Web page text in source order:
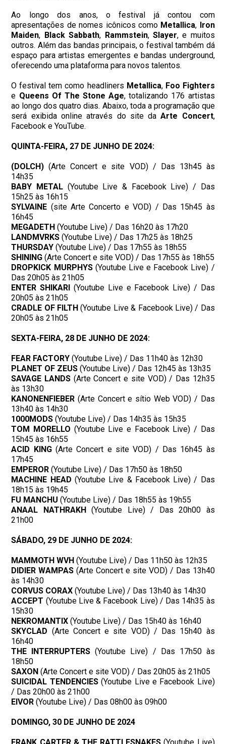
Ao longo dos anos, o festival já contou com
apresentações de nomes icônicos como Metallica, Iron
Maiden, Black Sabbath, Rammstein, Slayer, e muitos
outros. Além das bandas principais, o festival também dá
espaço para artistas emergentes e bandas underground,
oferecendo uma plataforma para novos talentos.
O festival tem como headliners Metallica, Foo Fighters
e Queens Of The Stone Age, totalizando 176 artistas
ao longo dos quatro dias. Abaixo, toda a programação que
será exibida online através do site daArte Concert,
Facebook e YouTube.
QUINTA-FEIRA, 27 DE JUNHO DE 2024:
(DOLCH) (Arte Concert e site VOD) / Das 13h45 às
14h35
BABY METAL (Youtube Live & Facebook Live) / Das
15h25 às 16h15
SYLVAINE (site Arte Concerto e VOD) / Das 15h45 às
16h45
MEGADETH (Youtube Live) / Das 16h20 às 17h20
LANDMVRKS (Youtube Live) / Das 17h25 às 18h25
THURSDAY (Youtube Live) / Das 17h55 às 18h55
SHINING (Arte Concert e site VOD) / Das 17h55 às 18h55
DROPKICK MURPHYS(Youtube Live e Facebook Live) /
Das 20h05 às 21h05
ENTER SHIKARI (Youtube Live e Facebook Live) / Das
20h05 às 21h05
CRADLE OF FILTH (Youtube Live & Facebook Live) / Das
20h05 às 21h05
SEXTA-FEIRA, 28 DE JUNHO DE 2024:
FEAR FACTORY (Youtube Live) / Das 11h40 às 12h30
PLANET OF ZEUS (Youtube Live) / Das 12h45 às 13h35
SAVAGE LANDS (Arte Concert e site VOD) / Das 12h35
às 13h30
KANONENFIEBER (Arte Concert e sítio Web VOD) / Das
13h40 às 14h30
1000MODS (Youtube Live) / Das 14h35 às 15h35
TOM MORELLO (Youtube Live e Facebook Live) / Das
15h45 às 16h55
ACID KING(Arte Concert e site VOD) / Das 16h45 às
17h45
EMPEROR (Youtube Live) / Das 17h50 às 18h50
MACHINE HEAD (Youtube Live & Facebook Live) / Das
18h15 às 19h45
FU MANCHU (Youtube Live) / Das 18h55 às 19h55
ANAAL
NATHRAKH(Youtube Live) / Das 20h00 às
21h00
SÁBADO, 29 DE JUNHO DE 2024:
MAMMOTH WVH (Youtube Live) / Das 11h50 às 12h35
DIDIER WAMPAS (Arte Concert e site VOD) / Das 13h40
às 14h30
CORVUS CORAX (Youtube Live) / Das 13h40 às 14h30
ACCEPT (Youtube Live & Facebook Live) / Das 14h35 às
15h30
NEKROMANTIX (Youtube Live) / Das 15h40 às 16h40
SKYCLAD (Arte Concert e site VOD) / Das 15h40 às
16h40
THE INTERRUPTERS (Youtube Live) / Das 17h50 às
18h50
SAXON (Arte Concert e site VOD) / Das 20h05 às 21h05
SUICIDAL TENDENCIES(Youtube Live e Facebook Live)
/ Das 20h00 às 21h00
EIVOR (Youtube Live) / Das 08h00 às 09h00
DOMINGO, 30 DE JUNHO DE 2024
FRANK CARTER & THE RATTLESNAKES (Youtube Live)